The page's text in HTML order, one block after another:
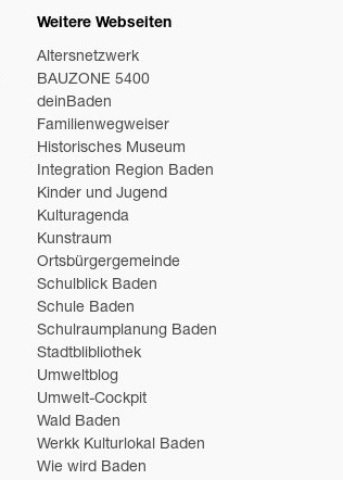
Weitere Webseiten
Altersnetzwerk
BAUZONE 5400
deinBaden
Familienwegweiser
Historisches Museum
Integration Region Baden
Kinder und Jugend
Kulturagenda
Kunstraum
Ortsbürgergemeinde
Schulblick Baden
Schule Baden
Schulraumplanung Baden
Stadtblibliothek
Umweltblog
Umwelt-Cockpit
Wald Baden
Werkk Kulturlokal Baden
Wie wird Baden